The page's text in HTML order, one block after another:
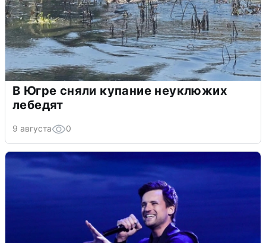
В Югре сняли купание неуклюжих
лебедят
9 августа 0